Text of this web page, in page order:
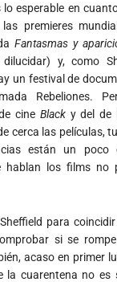
esperable en
premieres
Fantasmas y
y, como
un festival de
Rebeliones.
cine Black y del de
cerca las películas,
están un
hablan los films no
para
si se
acaso en primer
la cuarentena no es